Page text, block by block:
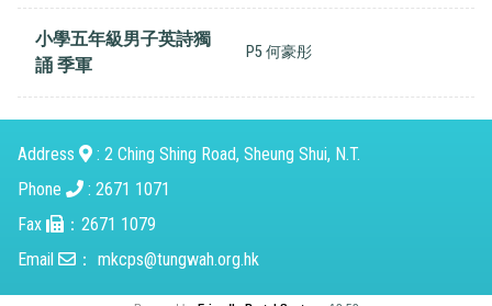
小學五年級男子英詩獨
誦 季軍
P5 何豪彤
Address
: 2 Ching Shing Road, Sheung Shui, N.T.
Phone
: 2671 1071
Fax
：2671 1079
Email
： mkcps@tungwah.org.hk